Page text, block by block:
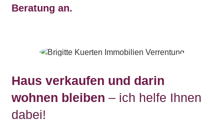
Beratung an.
Haus verkaufen und darin
wohnen bleiben – ich helfe Ihnen
dabei!